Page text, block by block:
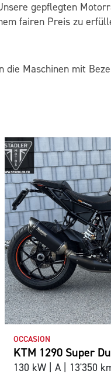
gepflegten
fairen Preis zu
Maschinen mit
OCCASION
KTM 1290 Super
130 kW | A | 13'350